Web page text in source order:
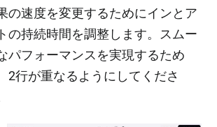
の速度を変更するためにインとア
の持続時間を調整します。スムー
パフォーマンスを実現するため
2行が重なるようにしてくださ